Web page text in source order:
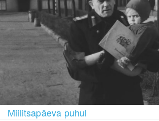
Miilitsapäeva puhul